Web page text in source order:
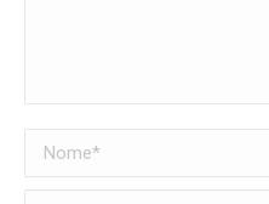
Nome *